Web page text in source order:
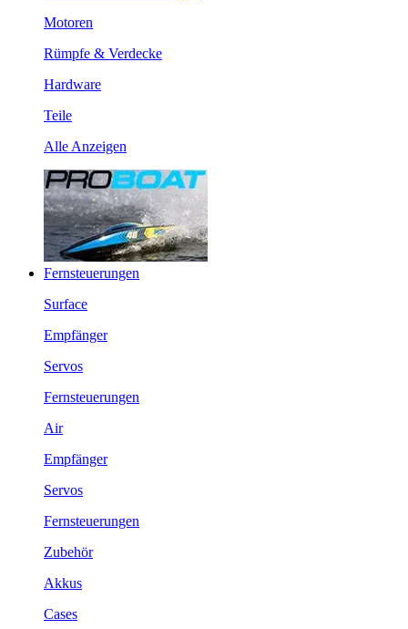
Motoren
Rümpfe & Verdecke
Hardware
Teile
Alle Anzeigen
Fernsteuerungen
Surface
Empfänger
Servos
Fernsteuerungen
Air
Empfänger
Servos
Fernsteuerungen
Zubehör
Akkus
Cases